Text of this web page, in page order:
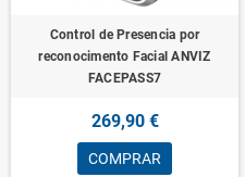
Control de Presencia por
reconocimento Facial ANVIZ
FACEPASS7
269,90 €
COMPRAR